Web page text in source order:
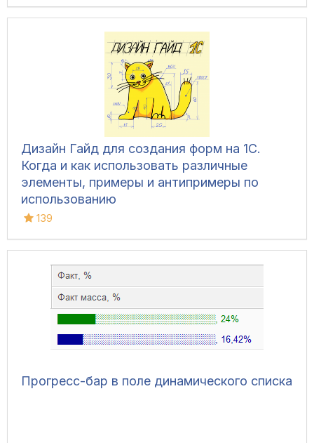
Дизайн Гайд для создания форм на 1С.
Когда и как использовать различные
элементы, примеры и антипримеры по
использованию
139
Прогресс-бар в поле динамического списка